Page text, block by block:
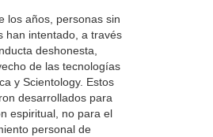
los años, personas sin
han intentado, a través
deshonesta,
de las tecnologías
y Scientology. Estos
desarrollados para
espiritual, no para el
personal de